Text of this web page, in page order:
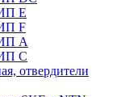
E
F
А
С
отвердители